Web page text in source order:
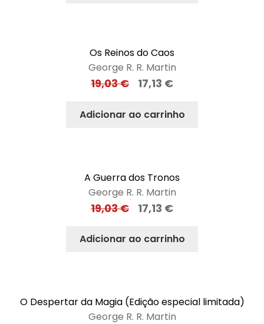
Os Reinos do Caos
George R. R. Martin
19,03€ 17,13 €
Adicionar ao carrinho
A Guerra dos Tronos
George R. R. Martin
19,03€ 17,13 €
Adicionar ao carrinho
O Despertar da Magia (Edição especial limitada)
George R. R. Martin